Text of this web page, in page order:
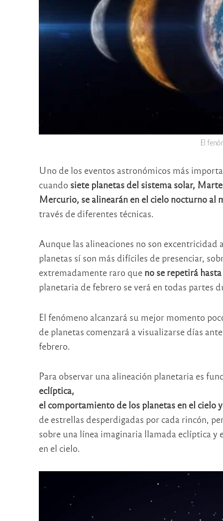
El
Uno de los eventos astronómicos más
cuando siete planetas del sistema solar,
Mercurio, se alinearán en el cielo nocturno al
través de diferentes técnicas.
Aunque las alineaciones no son excentricidad
planetas sí son más difíciles de presenciar,
extremadamente raro que no se repetirá
planetaria de febrero se verá en todas partes
El fenómeno alcanzará su mejor momento
de planetas comenzará a visualizarse días
febrero.
Para observar una alineación planetaria es
eclíptica,
el comportamiento de los planetas en el cielo
de estrellas desperdigadas por cada rincón,
sobre una línea imaginaria llamada eclíptica y
en el cielo.